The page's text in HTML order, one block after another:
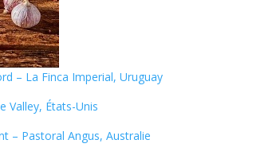
– La Finca Imperial, Uruguay
Valley, États-Unis
– Pastoral Angus, Australie